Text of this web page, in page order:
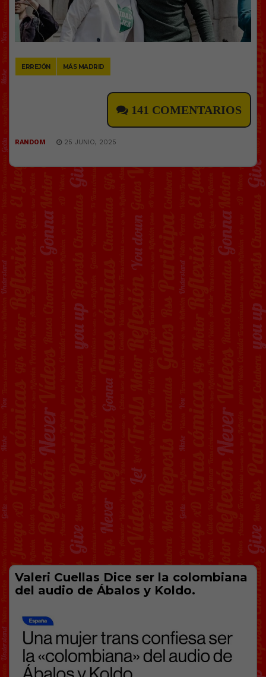
ERREJÓN MÁS MADRID
141 COMENTARIOS
RANDOM 25 JUNIO, 2025
Valeri Cuellas Dice ser la colombiana
del audio de Ábalos y Koldo.